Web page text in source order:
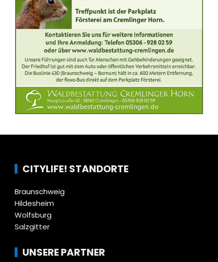
CITYLIFE! STANDORTE
Braunschweig
Hildesheim
Wolfsburg
Salzgitter
UNSERE PARTNER